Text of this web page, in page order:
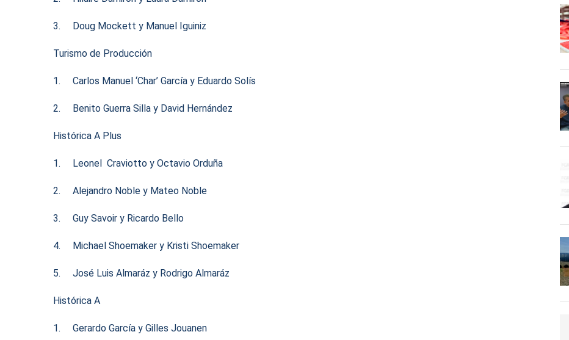
3. Doug Mockett y Manuel Iguiniz
Turismo de Producción
1. Carlos Manuel ‘Char’ García y Eduardo Solís
2. Benito Guerra Silla y David Hernández
Histórica A Plus
1. Leonel Craviotto y Octavio Orduña
2. Alejandro Noble y Mateo Noble
3. Guy Savoir y Ricardo Bello
4. Michael Shoemaker y Kristi Shoemaker
5. José Luis Almaráz y Rodrigo Almaráz
Histórica A
1. Gerardo García y Gilles Jouanen